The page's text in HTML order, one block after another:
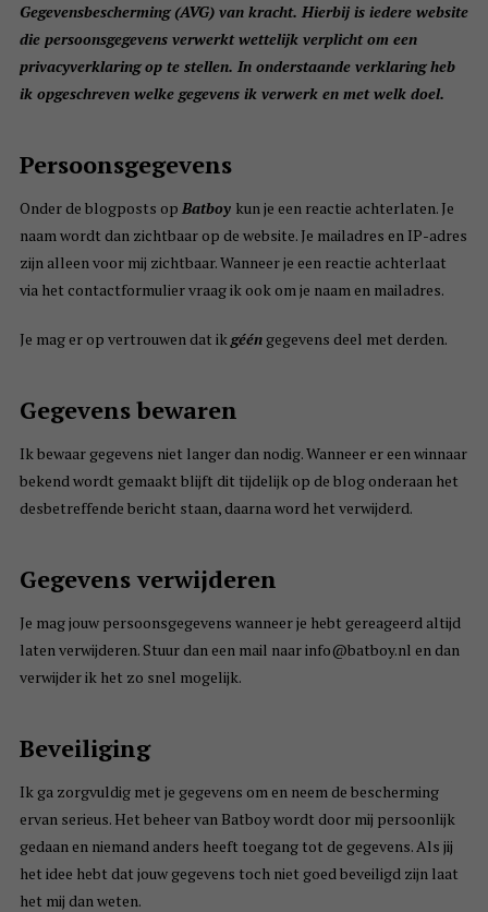
Gegevensbescherming (AVG) van kracht. Hierbij is iedere website
die persoonsgegevens verwerkt wettelijk verplicht om een
privacyverklaring op te stellen. In onderstaande verklaring heb
ik opgeschreven welke gegevens ik verwerk en met welk doel.
Persoonsgegevens
Onder de blogposts op Batboy kun je een reactie achterlaten. Je
naam wordt dan zichtbaar op de website. Je mailadres en IP-adres
zijn alleen voor mij zichtbaar. Wanneer je een reactie achterlaat
via het contactformulier vraag ik ook om je naam en mailadres.
Je mag er op vertrouwen dat ikgéén gegevens deel met derden.
Gegevens bewaren
Ik bewaar gegevens niet langer dan nodig. Wanneer er een winnaar
bekend wordt gemaakt blijft dit tijdelijk op de blog onderaan het
desbetreffende bericht staan, daarna word het verwijderd.
Gegevens verwijderen
Je mag jouw persoonsgegevens wanneer je hebt gereageerd altijd
laten verwijderen. Stuur dan een mail naar info@batboy.nl en dan
verwijder ik het zo snel mogelijk.
Beveiliging
Ik ga zorgvuldig met je gegevens om en neem de bescherming
ervan serieus. Het beheer van Batboy wordt door mij persoonlijk
gedaan en niemand anders heeft toegang tot de gegevens. Als jij
het idee hebt dat jouw gegevens toch niet goed beveiligd zijn laat
het mij dan weten.